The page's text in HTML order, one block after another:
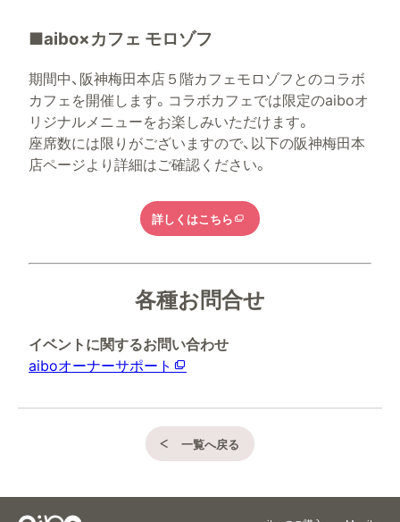
■aibo×カフェ モロゾフ
期間中、阪神梅田本店５階カフェモロゾフとのコラボ
カフェを開催します。コラボカフェでは限定のaiboオ
リジナルメニューをお楽しみいただけます。
座席数には限りがございますので、以下の阪神梅田本
店ページより詳細はご確認ください。
詳しくはこちら
各種お問合せ
イベントに関するお問い合わせ
aiboオーナーサポート
一覧へ戻る